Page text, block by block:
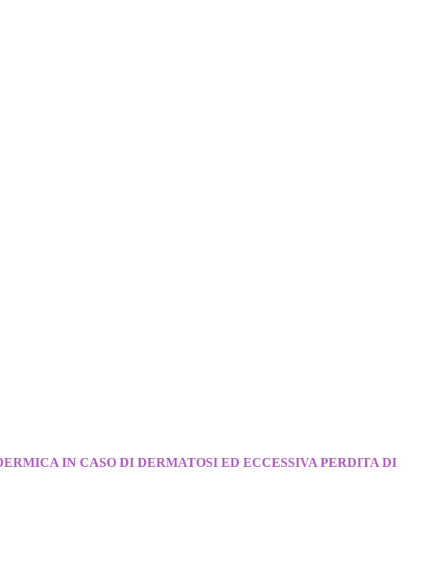
IN CASO DI DERMATOSI ED ECCESSIVA PERDITA DI